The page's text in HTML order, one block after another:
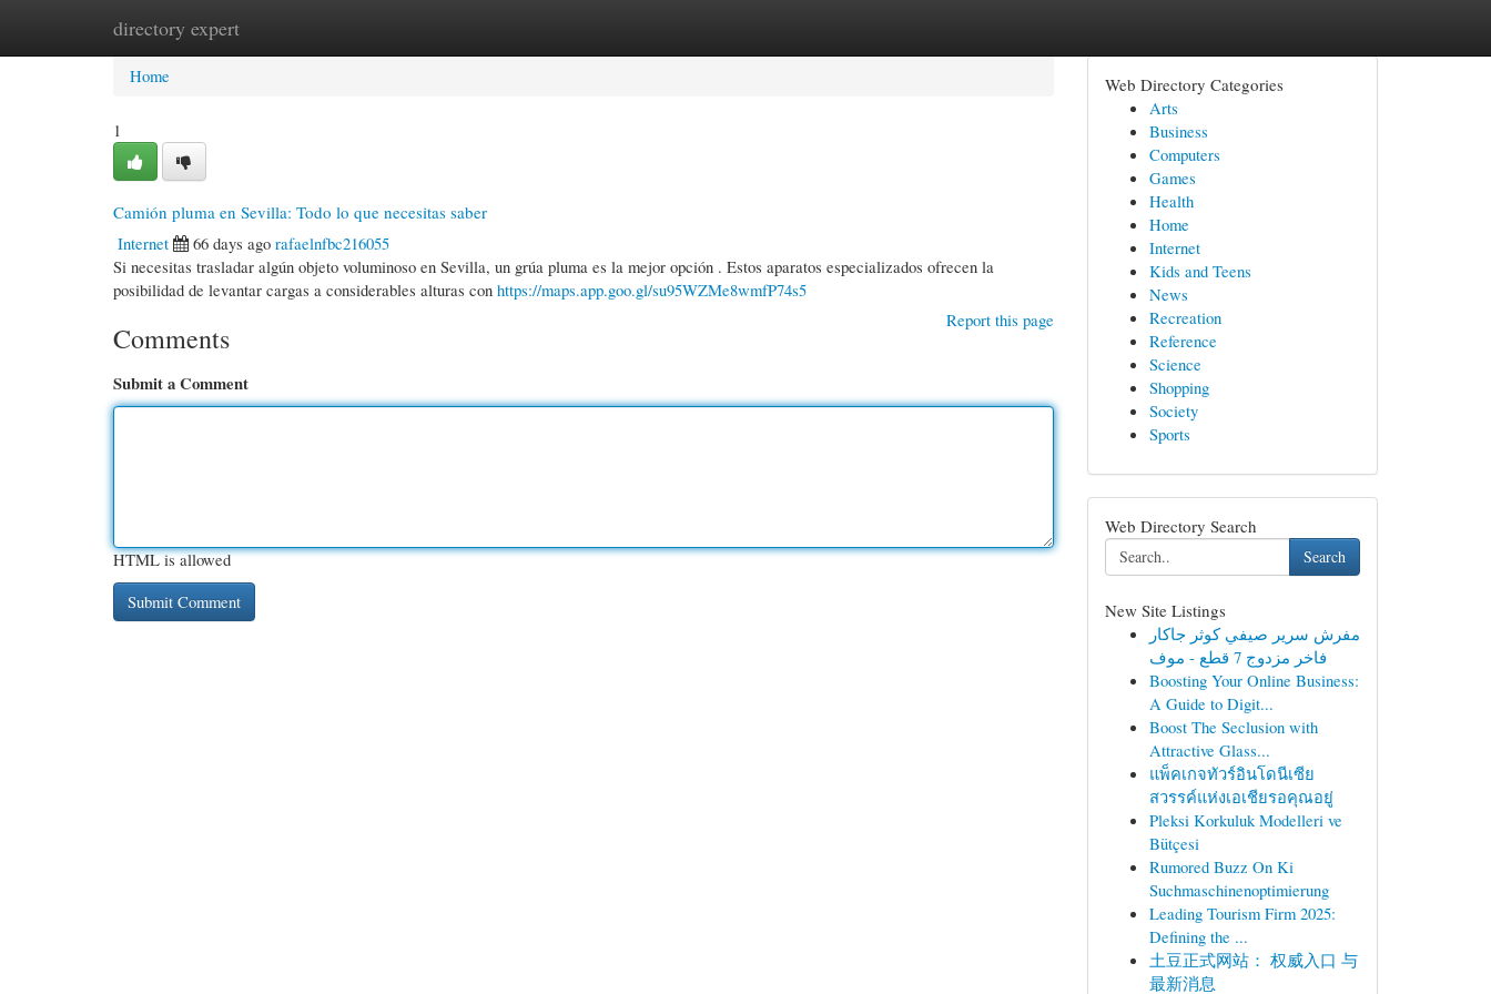
directory expert
Home New Site Listings
Home
1
Camión pluma en Sevilla: Todo lo que necesitas saber
Internet
66 days ago rafaelnfbc216055
Si necesitas trasladar algún objeto voluminoso en Sevilla, un grúa pluma es la mejor opción . Estos aparatos especializados ofrecen la
posibilidad de levantar cargas a considerables alturas con https://maps.app.goo.gl/su95WZMe8wmfP74s5
Report this page
Comments
Submit a Comment
HTML is allowed
Web Directory Categories
Arts
Business
Computers
Games
Health
Home
Internet
Kids and Teens
News
Recreation
Reference
Science
Shopping
Society
Sports
Web Directory Search
Search
New Site Listings
مفرش سرير صيفي كوثر جاكار
فاخر مزدوج 7 قطع - موف
Boosting Your Online Business:
A Guide to Digit...
Boost The Seclusion with
Attractive Glass...
แพ็คเกจทัวร์อินโดนีเซีย
สวรรค์แห่งเอเชียรอคุณอยู่
Pleksi Korkuluk Modelleri ve
Bütçesi
Rumored Buzz On Ki
Suchmaschinenoptimierung
Leading Tourism Firm 2025:
Defining the ...
土豆正式网站： 权威入口 与
最新消息